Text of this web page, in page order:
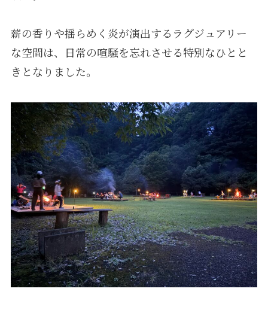
薪の香りや揺らめく炎が演出するラグジュアリー
な空間は、日常の喧騒を忘れさせる特別なひとと
きとなりました。